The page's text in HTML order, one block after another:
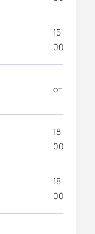
15 000 -
000
от 70 000
18 000 -
000
18 000 -
000